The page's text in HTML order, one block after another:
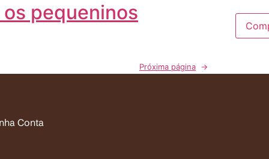
os pequeninos
Próxima página →
Conta